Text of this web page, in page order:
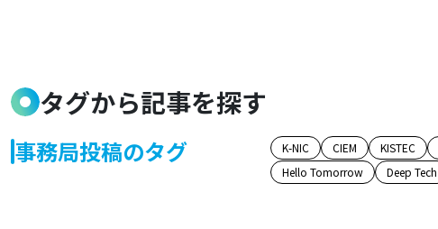
タグから記事を探す
事務局投稿のタグ K-NIC CIEM KISTEC
Hello Tomorrow
Deep Tech